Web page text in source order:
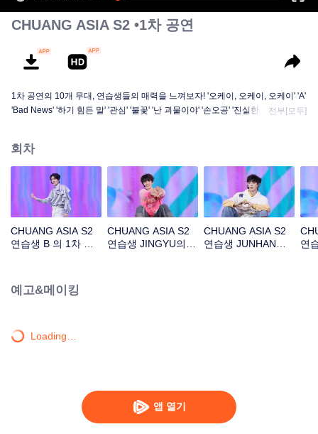
앱 열기
CHUANG ASIA S2 •1차 공연
1차 공연의 10개 무대, 연습생들의 매력을 느껴보자! '오케이, 오케이, 오케이' 'A'
'Bad News' '하기 힘든 말' '관심' '불꽃' '난 괴물이야' '손오공' '진실한 사랑' '달빛
전부[모두]
회차
CHUANG ASIA S2
연습생 B 의 1차 공
CHUANG ASIA S2
연습생 JINGYU의 1
CHUANG ASIA S2
연습생 JUNHAN의 1
연
예고&메이킹
Loading…